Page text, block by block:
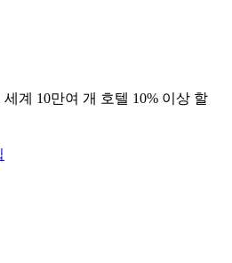
계 10만여 개 호텔 10% 이상 할